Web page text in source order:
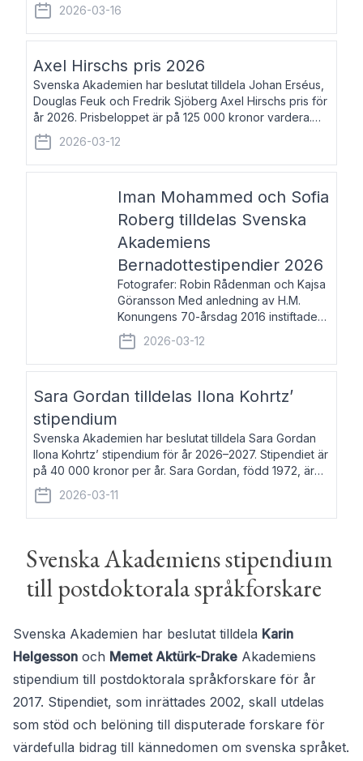
och Karin Forsberg för år 2026. Prissumma
2026-03-16
Axel Hirschs pris 2026
Svenska Akademien har beslutat tilldela Johan Erséus,
Douglas Feuk och Fredrik Sjöberg Axel Hirschs pris för
år 2026. Prisbeloppet är på 125 000 kronor vardera.
Johan Erséus, född 1959, är fackboksförfattare och
journalist med mångårigt för
2026-03-12
Iman Mohammed och Sofia
Roberg tilldelas Svenska
Akademiens
Bernadottestipendier 2026
Fotografer: Robin Rådenman och Kajsa
Göransson Med anledning av H.M.
Konungens 70-årsdag 2016 instiftade
fem av de kungliga akademierna det så
kallade Bernadotteprogrammet med
syfte att genom stipendier erbjuda stöd
2026-03-12
Sara Gordan tilldelas Ilona Kohrtz’
stipendium
Svenska Akademien har beslutat tilldela Sara Gordan
Ilona Kohrtz’ stipendium för år 2026–2027. Stipendiet är
på 40 000 kronor per år. Sara Gordan, född 1972, är
författare och översättare. Hon debuterade 2006 med
det prosalyriska verket En
2026-03-11
Svenska Akademiens stipendium
till postdoktorala språkforskare
Svenska Akademien har beslutat tilldela Karin
Helgesson och Memet Aktürk-Drake Akademiens
stipendium till postdoktorala språkforskare för år
2017. Stipendiet, som inrättades 2002, skall utdelas
som stöd och belöning till disputerade forskare för
värdefulla bidrag till kännedomen om svenska språket.